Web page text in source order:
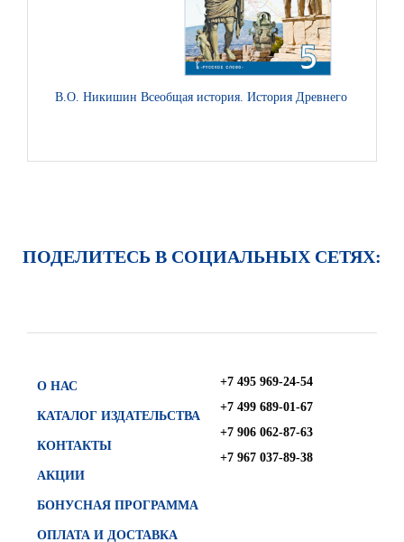
В.О. Никишин Всеобщая история. История Древнего мира.
ПОДЕЛИТЕСЬ В СОЦИАЛЬНЫХ СЕТЯХ:
О НАС
КАТАЛОГ ИЗДАТЕЛЬСТВА
КОНТАКТЫ
АКЦИИ
БОНУСНАЯ ПРОГРАММА
ОПЛАТА И ДОСТАВКА
+7 495 969-24-54
+7 499 689-01-67
+7 906 062-87-63
+7 967 037-89-38